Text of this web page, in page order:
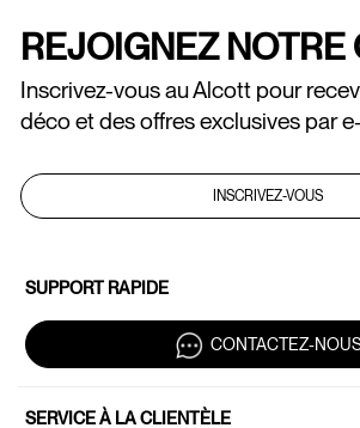
REJOIGNEZ NOTRE
Inscrivez-vous au Alcott pour
déco et des offres exclusives par
INSCRIVEZ-VOUS
SUPPORT RAPIDE
CONTACTEZ-
SERVICE À LA CLIENTÈLE